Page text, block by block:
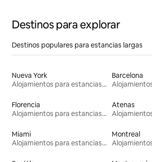
Destinos para explorar
Destinos populares para estancias largas
Nueva York
Alojamientos para estancias largas
Barcelona
Florencia
Alojamientos para estancias largas
Atenas
Miami
Alojamientos para estancias largas
Montreal